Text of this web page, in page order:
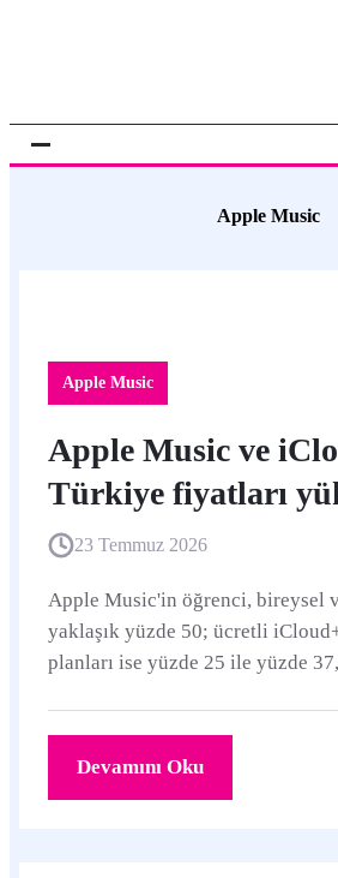
Apple Music
Apple Music
Apple Music ve
Türkiye fiyatları
23 Temmuz 2026
Apple Music'in öğrenci, bireysel
yaklaşık yüzde 50; ücretli
planları ise yüzde 25 ile yüzde
Devamını Oku